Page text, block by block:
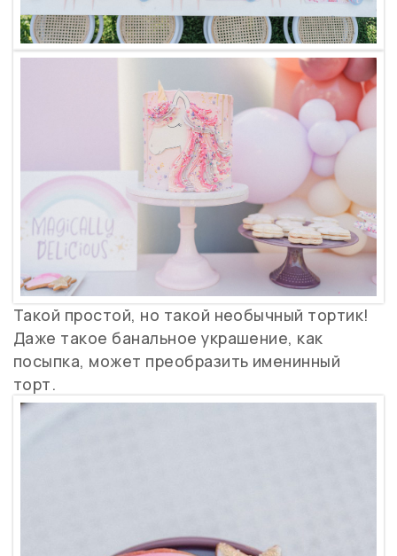
Такой простой, но такой необычный тортик!
Даже такое банальное украшение, как
посыпка, может преобразить именинный
торт.